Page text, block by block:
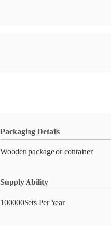
Packaging Details
Wooden package or container
Supply Ability
100000Sets Per Year